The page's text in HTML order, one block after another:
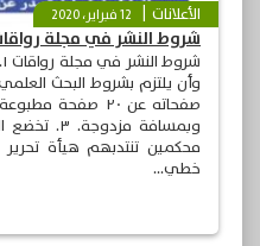
الأعلانات 12 فبراير، 2020
شروط النشر في مجلة
وبمسافة
خطي...